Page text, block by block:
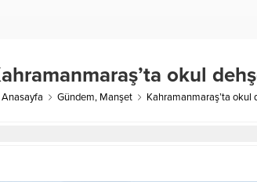
okul
Anasayfa Gündem, Manşet Kahramanmaraş’ta okul